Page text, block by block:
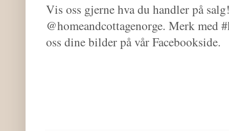
Vis oss gjerne hva du handler på
@homeandcottagenorge. Merk med
oss dine bilder på vår Facebookside.